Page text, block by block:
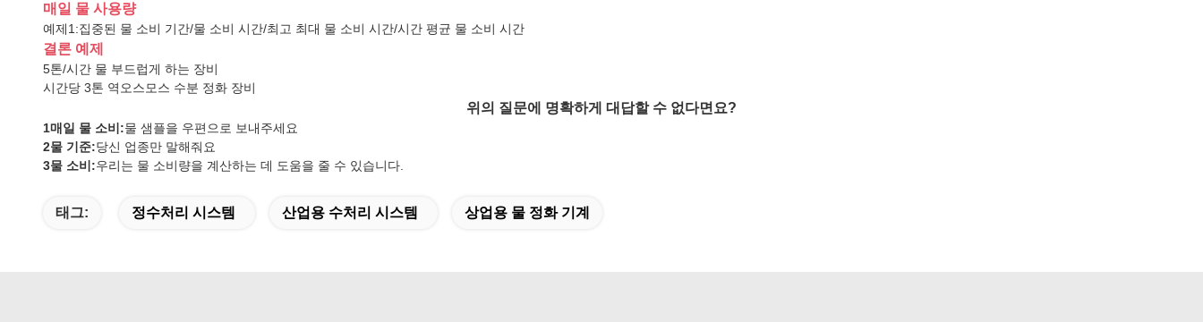
매일 물 사용량
예제1:집중된 물 소비 기간/물 소비 시간/최고 최대 물 소비 시간/시간 평균 물 소비 시간
결론 예제
5톤/시간 물 부드럽게 하는 장비
시간당 3톤 역오스모스 수분 정화 장비
위의 질문에 명확하게 대답할 수 없다면요?
1매일 물 소비:물 샘플을 우편으로 보내주세요
2물 기준:당신 업종만 말해줘요
3물 소비:우리는 물 소비량을 계산하는 데 도움을 줄 수 있습니다.
태그: 정수처리 시스템 산업용 수처리 시스템 상업용 물 정화 기계